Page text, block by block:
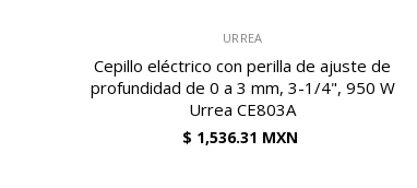
URREA
Cepillo eléctrico con perilla de ajuste de
profundidad de 0 a 3 mm, 3-1/4", 950 W
Urrea CE803A
$ 1,536.31 MXN